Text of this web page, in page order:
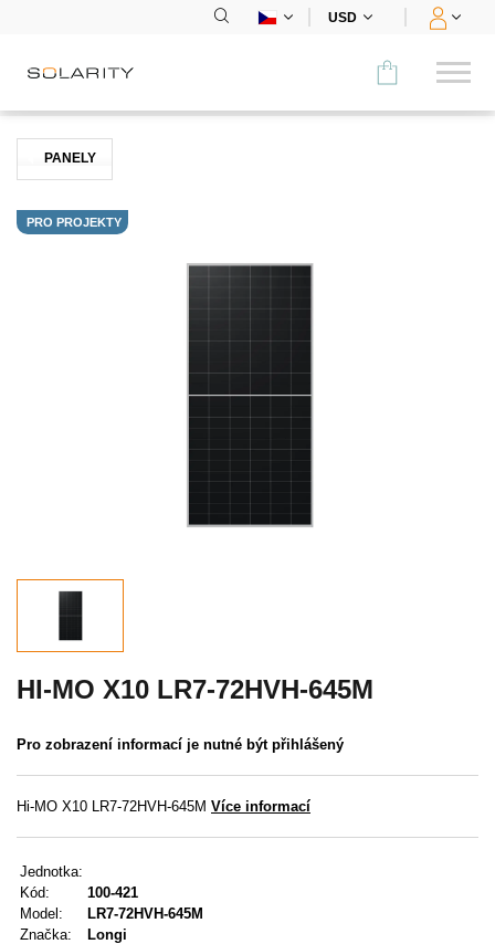
USD
MENU
UŽIVATELSKÉ MENU
Přihlášení
Zapomenuté heslo
PANELY
HI-MO X10 LR7-72HVH-645M
Pro zobrazení informací je nutné být přihlášený
Hi-MO X10 LR7-72HVH-645M Více informací
Jednotka:
Kód:
100-421
Model:
LR7-72HVH-645M
Značka:
Longi
PRO PROJEKTY